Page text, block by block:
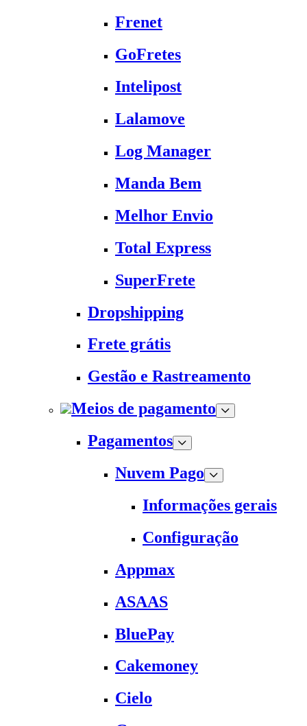
Frenet
GoFretes
Intelipost
Lalamove
Log Manager
Manda Bem
Melhor Envio
Total Express
SuperFrete
Dropshipping
Frete grátis
Gestão e Rastreamento
Meios de pagamento
Pagamentos
Nuvem Pago
Informações gerais
Configuração
Appmax
ASAAS
BluePay
Cakemoney
Cielo